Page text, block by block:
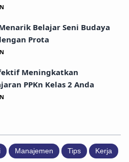
Belajar Seni Budaya
Prota
Meningkatkan
PPKn Kelas 2 Anda
Manajemen Tips Kerja